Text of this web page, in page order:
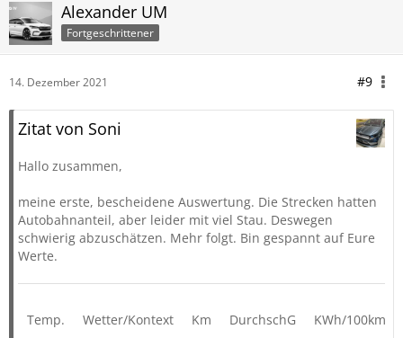
Alexander UM
Fortgeschrittener
14. Dezember 2021 #9
Zitat von Soni
Hallo zusammen,
meine erste, bescheidene Auswertung. Die Strecken hatten
Autobahnanteil, aber leider mit viel Stau. Deswegen
schwierig abzuschätzen. Mehr folgt. Bin gespannt auf Eure
Werte.
Temp. Wetter/Kontext Km DurchschG KWh/100km